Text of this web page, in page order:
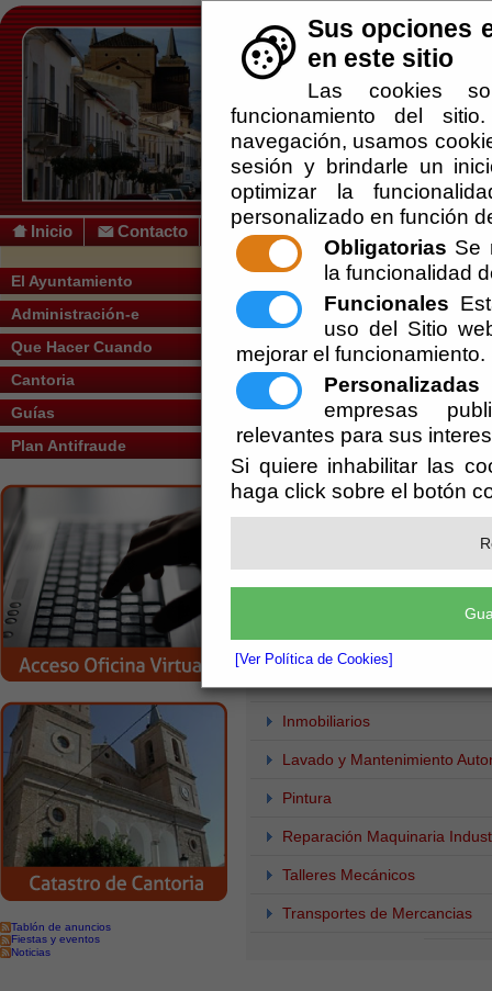
Sus opciones
en este sitio
Las cookies
funcionamiento del
navegación, usamos
sesión y brindarle un
optimizar la
personalizado en función
Obligatorias Se
la funcionalidad
Funcionales
uso del Sitio
mejorar el funcionamiento.
Personalizadas
empresas
relevantes para sus
Si quiere inhabilitar las
haga click sobre el botón
[Ver Política de Cookies]
Inicio Contacto
El Ayuntamiento
Administración-e
Que Hacer Cuando
Cantoria
Guías
Plan Antifraude
Tablón de anuncios
Fiestas y eventos
Noticias
Usted se encuentra aquí:Inicio //
Aguas
Alcantarillado y Evacuación
Arquitectura e Ingeniería
Asesores y Gestores
Construcción
Derribos y Excavaciones
Financieros
Inmobiliarios
Lavado y Mantenimiento
Pintura
Reparación Maquinaria
Talleres Mecánicos
Transportes de Mercancias